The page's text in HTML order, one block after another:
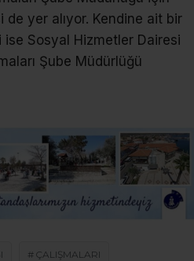
yer alıyor. Kendine ait bir
ise Sosyal Hizmetler Dairesi
Şube Müdürlüğü
ÇALIŞMALARI